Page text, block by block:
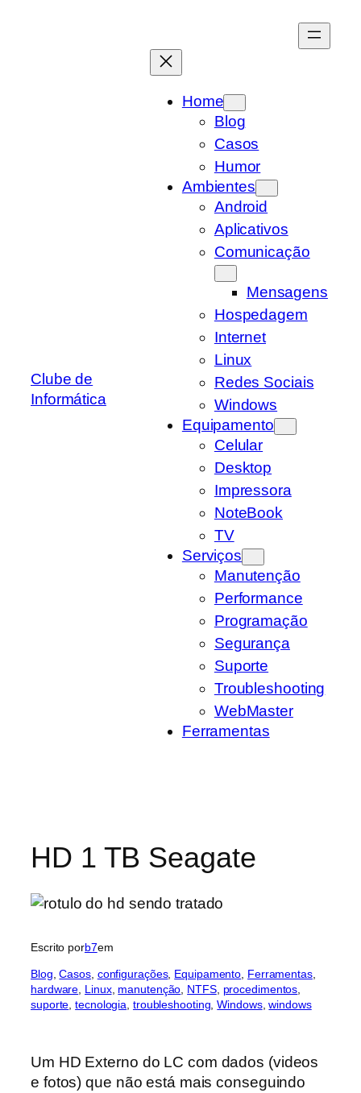
Clube de
Informática
Home
Blog
Casos
Humor
Ambientes
Android
Aplicativos
Comunicação
Mensagens
Hospedagem
Internet
Linux
Redes Sociais
Windows
Equipamento
Celular
Desktop
Impressora
NoteBook
TV
Serviços
Manutenção
Performance
Programação
Segurança
Suporte
Troubleshooting
WebMaster
Ferramentas
HD 1 TB Seagate
Escrito porb7em
Blog , Casos, configurações, Equipamento Ferramentas
hardware Linux, manutenção NTFS, procedimentos
suporte , tecnologia troubleshooting , Windows, windows
Um HD Externo do LC com dados (videos
e fotos) que não está mais conseguindo